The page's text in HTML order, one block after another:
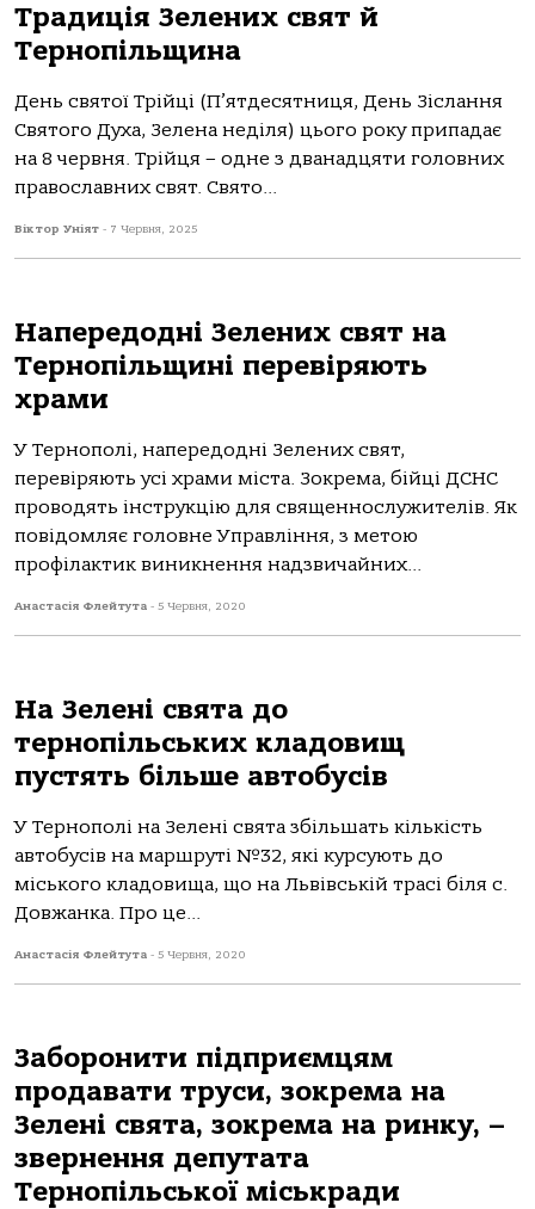
Традиція Зелених свят й
Тернопільщина
День святої Трійці (П’ятдесятниця, День Зіслання
Святого Духа, Зелена неділя) цього року припадає
на 8 червня. Трійця – одне з дванадцяти головних
православних свят. Свято...
Віктор Уніят - 7 Червня, 2025
Напередодні Зелених свят на
Тернопільщині перевіряють
храми
У Тернополі, напередодні Зелених свят,
перевіряють усі храми міста. Зокрема, бійці ДСНС
проводять інструкцію для священнослужителів. Як
повідомляє головне Управління, з метою
профілактик виникнення надзвичайних...
Анастасія Флейтута - 5 Червня, 2020
На Зелені свята до
тернопільських кладовищ
пустять більше автобусів
У Тернополі на Зелені свята збільшать кількість
автобусів на маршруті №32, які курсують до
міського кладовища, що на Львівській трасі біля с.
Довжанка. Про це...
Анастасія Флейтута - 5 Червня, 2020
Заборонити підприємцям
продавати труси, зокрема на
Зелені свята, зокрема на ринку, –
звернення депутата
Тернопільської міськради